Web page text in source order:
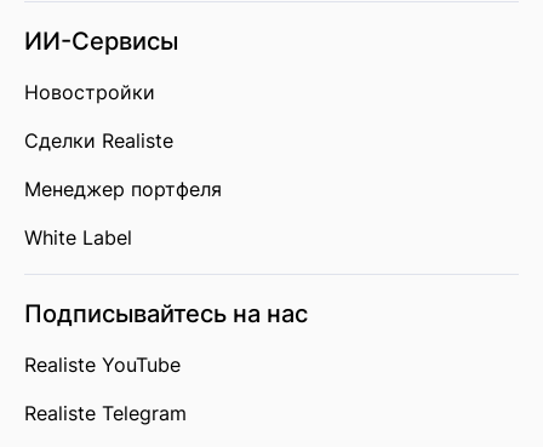
ИИ-Сервисы
Новостройки
Сделки Realiste
Менеджер портфеля
White Label
Подписывайтесь на нас
Realiste YouTube
Realiste Telegram